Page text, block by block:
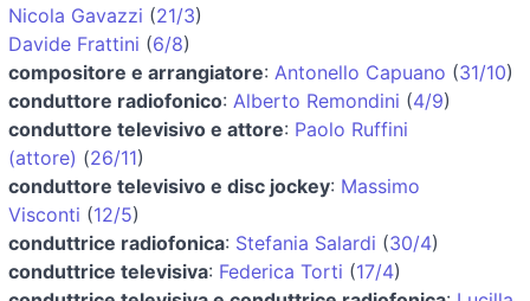
Nicola Gavazzi (21/3)
Davide Frattini (6/8)
compositore e arrangiatore: Antonello Capuano (31/10)
conduttore radiofonico: Alberto Remondini (4/9)
conduttore televisivo e attore: Paolo Ruffini
(attore) (26/11)
conduttore televisivo e disc jockey: Massimo
Visconti (12/5)
conduttrice radiofonica: Stefania Salardi (30/4)
conduttrice televisiva: Federica Torti (17/4)